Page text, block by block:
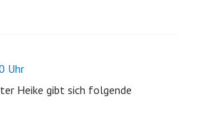
Uhr
Heike gibt sich folgende